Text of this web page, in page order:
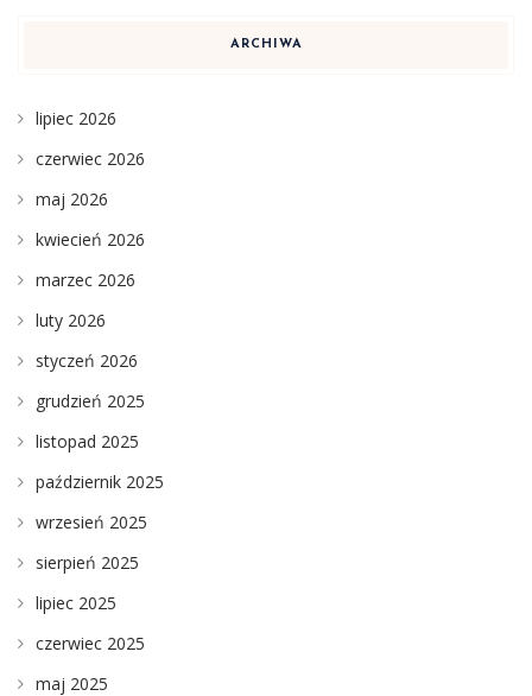
ARCHIWA
lipiec 2026
czerwiec 2026
maj 2026
kwiecień 2026
marzec 2026
luty 2026
styczeń 2026
grudzień 2025
listopad 2025
październik 2025
wrzesień 2025
sierpień 2025
lipiec 2025
czerwiec 2025
maj 2025